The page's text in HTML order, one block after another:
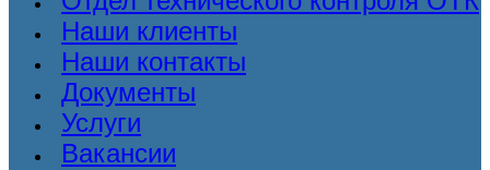
Наши клиенты
Наши контакты
Документы
Услуги
Вакансии